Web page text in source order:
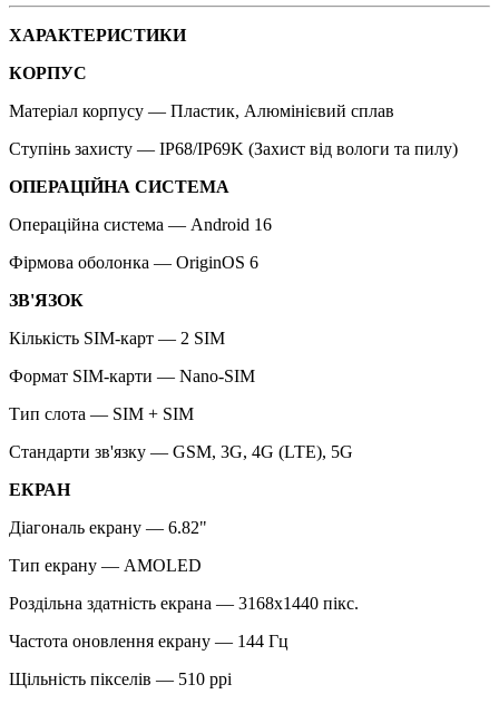
ХАРАКТЕРИСТИКИ
КОРПУС
Матеріал корпусу — Пластик, Алюмінієвий сплав
Ступінь захисту — IP68/IP69K (Захист від вологи та пилу)
ОПЕРАЦІЙНА СИСТЕМА
Операційна система — Android 16
Фірмова оболонка — OriginOS 6
ЗВ'ЯЗОК
Кількість SIM-карт — 2 SIM
Формат SIM-карти — Nano-SIM
Тип слота — SIM + SIM
Стандарти зв'язку — GSM, 3G, 4G (LTE), 5G
ЕКРАН
Діагональ екрану — 6.82"
Тип екрану — AMOLED
Роздільна здатність екрана — 3168x1440 пікс.
Частота оновлення екрану — 144 Гц
Щільність пікселів — 510 ppi